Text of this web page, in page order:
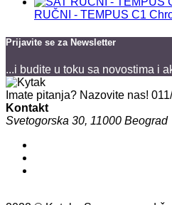
RUČNI - TEMPUS C1
Prijavite se za Newsletter
...i budite u toku sa novostima i
Imate pitanja? Nazovite nas!
Kontakt
Svetogorska 30, 11000 Beograd